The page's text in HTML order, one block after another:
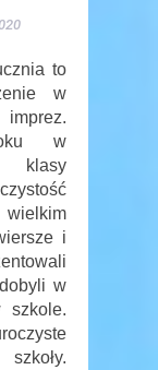
to
w
imprez.
w
klasy
i
w
szkole.